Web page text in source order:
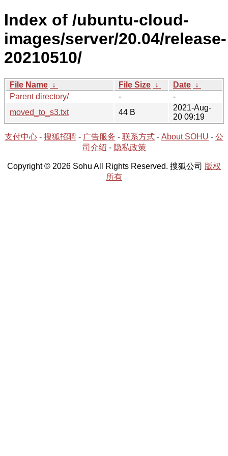
Index of /ubuntu-cloud-
images/server/20.04/release-
20210510/
File Name ↓ File Size ↓ Date ↓
Parent directory/
-
-
moved_to_s3.txt
44 B
2021-Aug-
20 09:19
支付中心 - 搜狐招聘 - 广告服务 - 联系方式 - About SOHU - 公
司介绍 - 隐私政策
Copyright © 2026 Sohu All Rights Reserved. 搜狐公司 版权
所有